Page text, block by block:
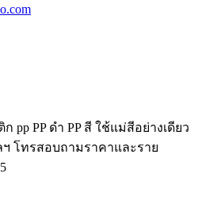
pp PP ดำ PP สี ใช้แม่สีอย่างเดียว
โทรสอบถามราคาและราย